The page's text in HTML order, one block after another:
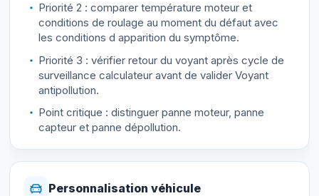
Priorité 2 : comparer température moteur et
conditions de roulage au moment du défaut avec
les conditions d apparition du symptôme.
Priorité 3 : vérifier retour du voyant après cycle de
surveillance calculateur avant de valider Voyant
antipollution.
Point critique : distinguer panne moteur, panne
capteur et panne dépollution.
Personnalisation véhicule